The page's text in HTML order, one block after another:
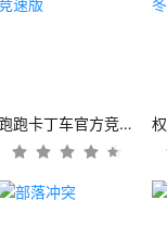
跑跑卡丁车官方竞速版